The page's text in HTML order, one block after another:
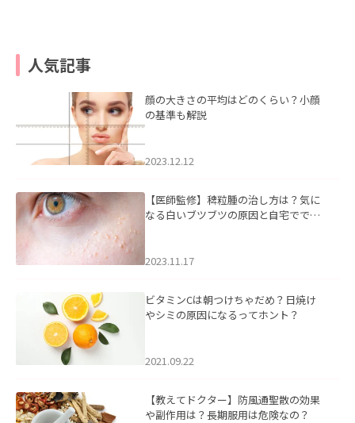
人気記事
顔の大きさの平均はどのくらい？小顔
の基準も解説
2023.12.12
【医師監修】稗粒腫の治し方は？気に
なる白いブツブツの原因と自宅ででき
2023.11.17
ビタミンCは朝つけちゃだめ？日焼け
やシミの原因になるってホント？
2021.09.22
【教えてドクター】防風通聖散の効果
や副作用は？長期服用は危険なの？